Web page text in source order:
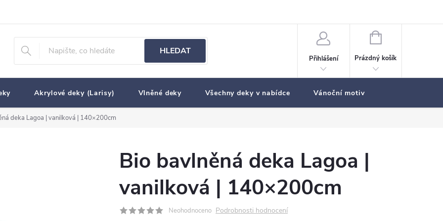
HLEDAT
Přihlášení
NÁKUPNÍ
Prázdný košík
Akrylové deky (Larisy) Vlněné deky Všechny deky v nabídce Vánoční motiv
deka Lagoa | vanilková | 140×200cm
Bio bavlněná deka Lagoa |
vanilková | 140×200cm
Neohodnoceno Podrobnosti hodnocení